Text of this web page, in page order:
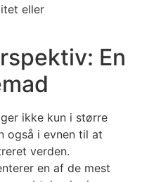
eller
En
ikke kun i større
også i evnen til at
verden.
en af de mest